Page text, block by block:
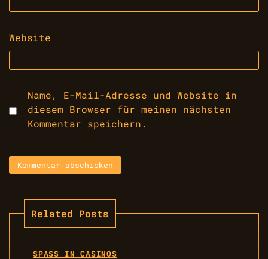
Website
Name, E-Mail-Adresse und Website in
diesem Browser für meinen nächsten
Kommentar speichern.
Related Posts
SPASS IN CASINOS